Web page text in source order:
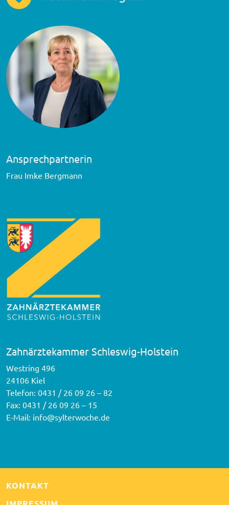
Ansprechpartnerin
Frau Imke Bergmann
Zahnärztekammer Schleswig-Holstein
Westring 496
24106 Kiel
Telefon: 0431 / 26 09 26 – 82
Fax: 0431 / 26 09 26 – 15
E-Mail: info@sylterwoche.de
KONTAKT